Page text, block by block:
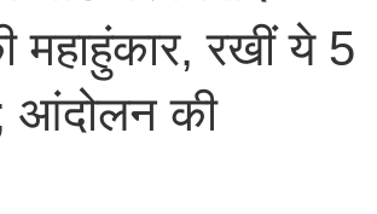
महाहुंकार, रखीं ये 5
आंदोलन की